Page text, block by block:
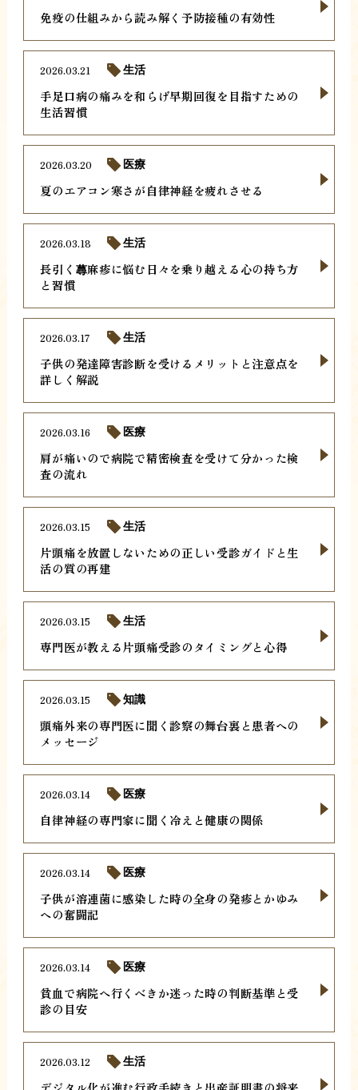
免疫の仕組みから読み解く予防接種の有効性
手足口病の痛みを和らげ早期回復を目指すための
生活習慣
2026.03.21 生活
夏のエアコン寒さが自律神経を疲れさせる
2026.03.20 医療
長引く蕁麻疹に悩む日々を乗り越える心の持ち方
と習慣
2026.03.18 生活
子供の発達障害診断を受けるメリットと注意点を
詳しく解説
2026.03.17 生活
肩が痛いので病院で精密検査を受けて分かった検
査の流れ
2026.03.16 医療
片頭痛を放置しないための正しい受診ガイドと生
活の質の再建
2026.03.15 生活
専門医が教える片頭痛受診のタイミングと心得
2026.03.15 生活
頭痛外来の専門医に聞く診察の舞台裏と患者への
メッセージ
2026.03.15 知識
自律神経の専門家に聞く冷えと健康の関係
2026.03.14 医療
子供が溶連菌に感染した時の全身の発疹とかゆみ
への奮闘記
2026.03.14 医療
貧血で病院へ行くべきか迷った時の判断基準と受
診の目安
2026.03.14 医療
2026.03.12 生活